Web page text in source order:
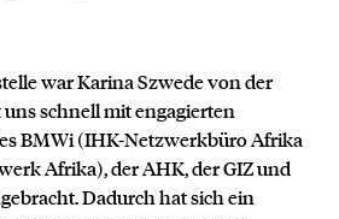
war Karina Szwede von der
schnell mit engagierten
BMWi (IHK-Netzwerkbüro Afrika
Afrika), der AHK, der GIZ und
Dadurch hat sich ein